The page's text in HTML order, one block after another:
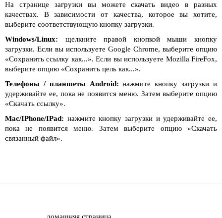
На странице загрузки вы можете скачать видео в разных
качествах. В зависимости от качества, которое вы хотите,
выберите соответствующую кнопку загрузки.
Windows/Linux: щелкните правой кнопкой мыши кнопку
загрузки. Если вы используете Google Chrome, выберите опцию
«Сохранить ссылку как...». Если вы используете Mozilla FireFox,
выберите опцию «Сохранить цель как...».
Телефоны / планшеты Android: нажмите кнопку загрузки и
удерживайте ее, пока не появится меню. Затем выберите опцию
«Скачать ссылку».
Mac/IPhone/IPad: нажмите кнопку загрузки и удерживайте ее,
пока не появится меню. Затем выберите опцию «Скачать
связанный файл».